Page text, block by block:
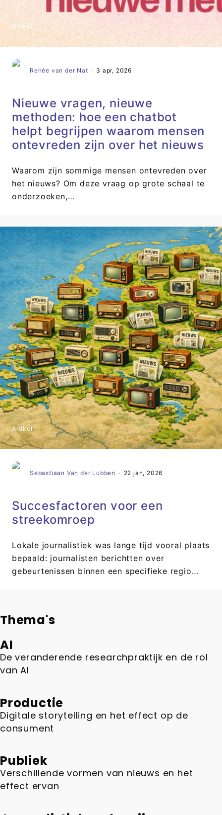
Artikel
Renée van der Nat · 3 apr, 2026
Nieuwe vragen, nieuwe
methoden: hoe een chatbot
helpt begrijpen waarom mensen
ontevreden zijn over het nieuws
Waarom zijn sommige mensen ontevreden over
het nieuws? Om deze vraag op grote schaal te
onderzoeken,…
Artikel
Sebastiaan Van der Lubben · 22 jan, 2026
Succesfactoren voor een
streekomroep
Lokale journalistiek was lange tijd vooral plaats
bepaald: journalisten berichtten over
gebeurtenissen binnen een specifieke regio…
Thema's
AI
De veranderende researchpraktijk en de rol
van AI
Productie
Digitale storytelling en het effect op de
consument
Publiek
Verschillende vormen van nieuws en het
effect ervan